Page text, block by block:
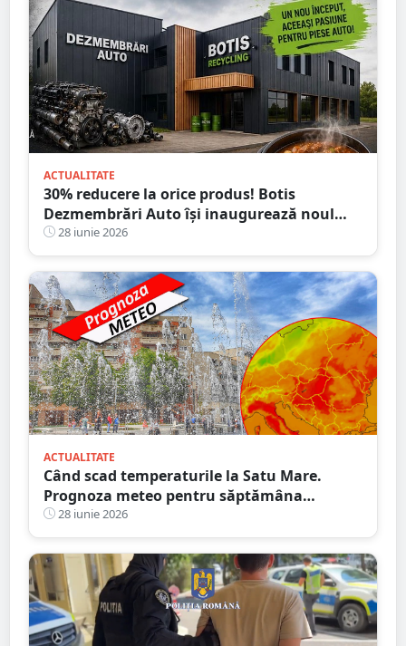
ACTUALITATE
30% reducere la orice produs! Botis
Dezmembrări Auto își inaugurează noul
sediu din Satu Mare
28 iunie 2026
ACTUALITATE
Când scad temperaturile la Satu Mare.
Prognoza meteo pentru săptămâna
următoare
28 iunie 2026